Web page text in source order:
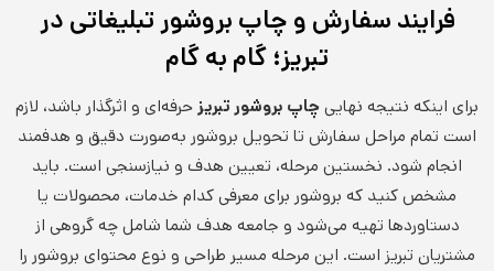
فرایند سفارش و چاپ بروشور تبلیغاتی در
تبریز؛ گام به گام
برای اینکه نتیجه نهاییچاپ بروشور تبریزحرفه‌ای و اثرگذار باشد، لازم
است تمام مراحل سفارش تا تحویل بروشور به‌صورت دقیق و هدفمند
انجام شود. نخستین مرحله، تعیین هدف و نیازسنجی است. باید
مشخص کنید که بروشور برای معرفی کدام خدمات، محصولات یا
دستاوردها تهیه می‌شود و جامعه هدف شما شامل چه گروهی از
مشتریان تبریز است. این مرحله مسیر طراحی و نوع محتوای بروشور را